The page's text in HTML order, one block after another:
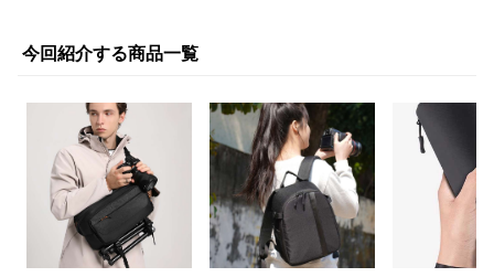
今回紹介する商品一覧